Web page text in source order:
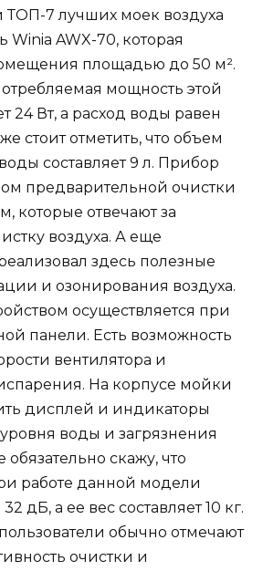
ТОП-7 лучших моек воздуха
AWX-70, которая
площадью до 50 м².
мощность этой
24 Вт, а расход воды равен
стоит отметить, что объем
составляет 9 л. Прибор
предварительной очистки
которые отвечают за
воздуха. А еще
здесь полезные
и озонирования воздуха.
осуществляется при
панели. Есть возможность
вентилятора и
На корпусе мойки
дисплей и индикаторы
воды и загрязнения
скажу, что
работе данной модели
дБ, а ее вес составляет 10 кг.
обычно отмечают
очистки и